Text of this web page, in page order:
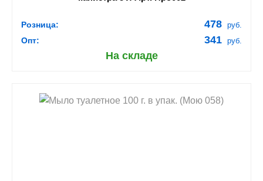
Розница: 478 руб.
Опт: 341 руб.
На складе
shopping_cart В КОРЗИНУ